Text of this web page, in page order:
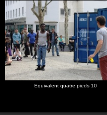
Equivalent quatre pieds 10